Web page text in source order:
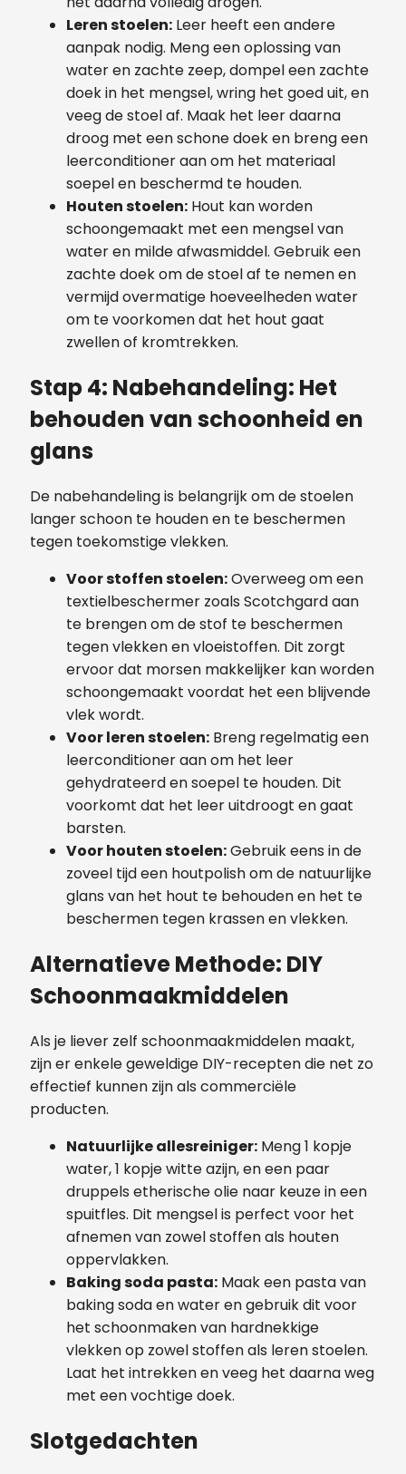
Leren stoelen: Leer heeft een andere
aanpak nodig. Meng een oplossing van
water en zachte zeep, dompel een zachte
doek in het mengsel, wring het goed uit, en
veeg de stoel af. Maak het leer daarna
droog met een schone doek en breng een
leerconditioner aan om het materiaal
soepel en beschermd te houden.
Houten stoelen: Hout kan worden
schoongemaakt met een mengsel van
water en milde afwasmiddel. Gebruik een
zachte doek om de stoel af te nemen en
vermijd overmatige hoeveelheden water
om te voorkomen dat het hout gaat
zwellen of kromtrekken.
Stap 4: Nabehandeling: Het
behouden van schoonheid en
glans
De nabehandeling is belangrijk om de stoelen
langer schoon te houden en te beschermen
tegen toekomstige vlekken.
Voor stoffen stoelen:Overweeg om een
textielbeschermer zoals Scotchgard aan
te brengen om de stof te beschermen
tegen vlekken en vloeistoffen. Dit zorgt
ervoor dat morsen makkelijker kan worden
schoongemaakt voordat het een blijvende
vlek wordt.
Voor leren stoelen: Breng regelmatig een
leerconditioner aan om het leer
gehydrateerd en soepel te houden. Dit
voorkomt dat het leer uitdroogt en gaat
barsten.
Voor houten stoelen:Gebruik eens in de
zoveel tijd een houtpolish om de natuurlijke
glans van het hout te behouden en het te
beschermen tegen krassen en vlekken.
Alternatieve Methode: DIY
Schoonmaakmiddelen
Als je liever zelf schoonmaakmiddelen maakt,
zijn er enkele geweldige DIY-recepten die net zo
effectief kunnen zijn als commerciële
producten.
Natuurlijke allesreiniger: Meng 1 kopje
water, 1 kopje witte azijn, en een paar
druppels etherische olie naar keuze in een
spuitfles. Dit mengsel is perfect voor het
afnemen van zowel stoffen als houten
oppervlakken.
Baking soda pasta: Maak een pasta van
baking soda en water en gebruik dit voor
het schoonmaken van hardnekkige
vlekken op zowel stoffen als leren stoelen.
Laat het intrekken en veeg het daarna weg
met een vochtige doek.
Slotgedachten